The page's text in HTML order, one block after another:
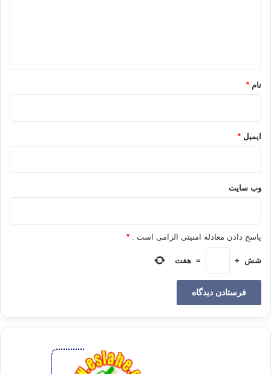
نام *
ایمیل *
وب‌ سایت
پاسخ دادن معادله امنیتی الزامی است . *
شش +
= هفت